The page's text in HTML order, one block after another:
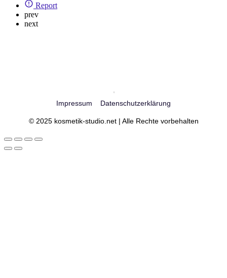
Report
prev
next
Impressum Datenschutzerklärung
© 2025 kosmetik-studio.net | Alle Rechte vorbehalten